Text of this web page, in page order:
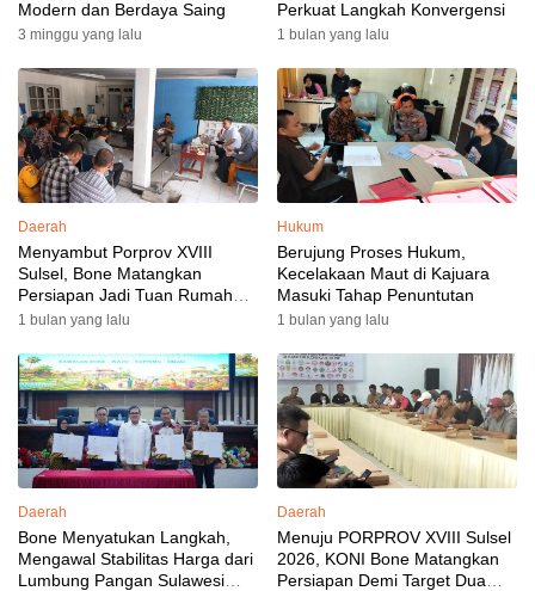
Modern dan Berdaya Saing
3 minggu yang lalu
Perkuat Langkah Konvergensi
1 bulan yang lalu
Daerah
Menyambut Porprov XVIII
Sulsel, Bone Matangkan
Persiapan Jadi Tuan Rumah
yang Berkesan: Wakil Bupati
Targetkan Venue dan
Akomodasi Rampung
1 bulan yang lalu
Hukum
Berujung Proses Hukum,
Kecelakaan Maut di Kajuara
Masuki Tahap Penuntutan
1 bulan yang lalu
Daerah
Bone Menyatukan Langkah,
Mengawal Stabilitas Harga dari
Lumbung Pangan Sulawesi
Daerah
Menuju PORPROV XVIII Sulsel
2026, KONI Bone Matangkan
Persiapan Demi Target Dua